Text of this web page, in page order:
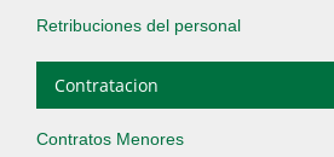
Retribuciones del personal
Contratacion
Contratos Menores